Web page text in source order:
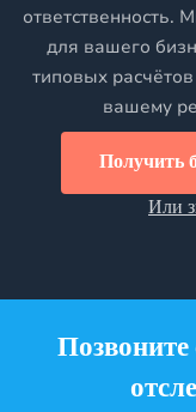
ответственность.
для вашего
типовых
вашему
Получить
Или